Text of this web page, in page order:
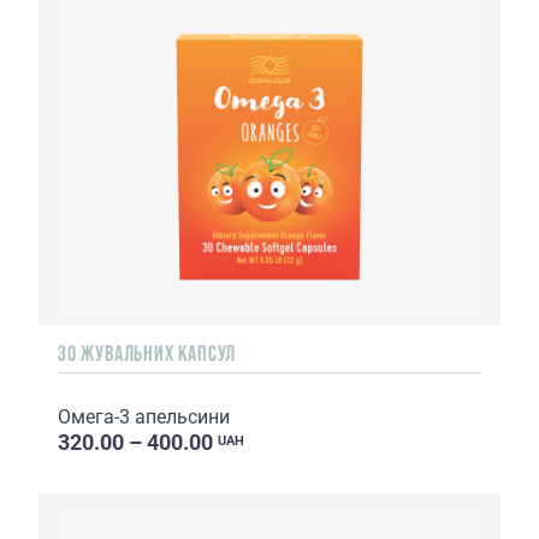
30 ЖУВАЛЬНИХ КАПСУЛ
Омега-3 апельсини
320.00 – 400.00 UAH